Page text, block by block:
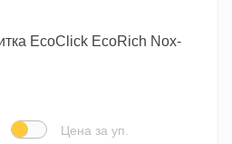
EcoClick EcoRich Nox-
Цена за уп.